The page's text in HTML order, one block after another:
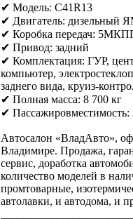
✔ Модель: C41R13
✔ Двигатель: дизельный
✔ Коробка передач:
✔ Привод: задний
✔ Комплектация: ГУР,
компьютер,
заднего вида, круиз-
✔ Полная масса: 8 700 кг
✔ Пассажировместимость:
Автосалон «ВладАвто»,
Владимире. Продажа,
сервис, доработка
количество моделей в
промтоварные,
автолавки, и автодома, и